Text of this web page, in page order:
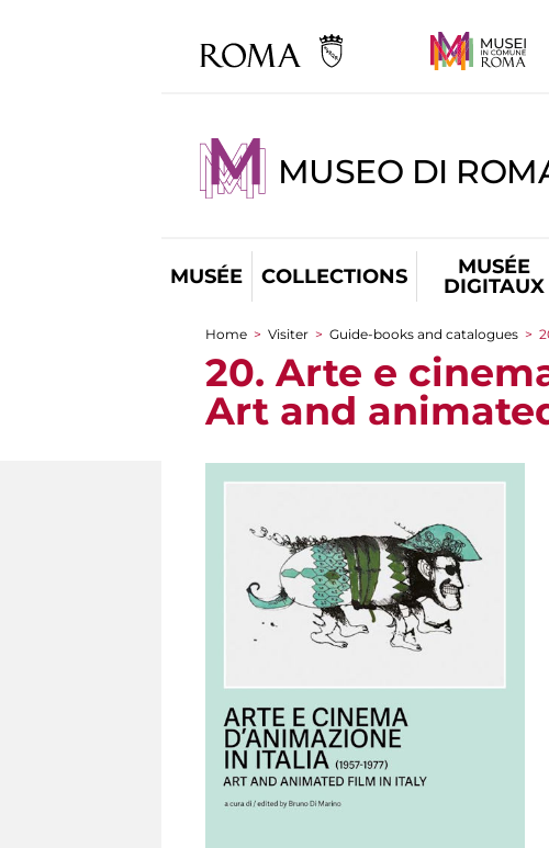
MUSEO DI
MUSÉE COLLECTIONS
MUSÉE
DIGITAUX
You are here
Home > Visiter > Guide-books and catalogues >
20. Arte e
Art and